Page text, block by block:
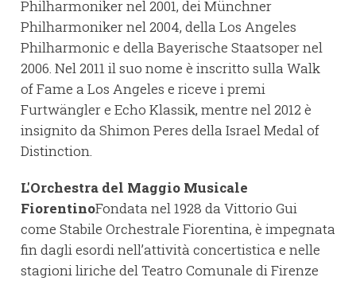
Philharmoniker nel 2001, dei Münchner
Philharmoniker nel 2004, della Los Angeles
Philharmonic e della Bayerische Staatsoper nel
2006. Nel 2011 il suo nome è inscritto sulla Walk
of Fame a Los Angeles e riceve i premi
Furtwängler e Echo Klassik, mentre nel 2012 è
insignito da Shimon Peres della Israel Medal of
Distinction.
L'Orchestra del Maggio Musicale
FiorentinoFondata nel 1928 da Vittorio Gui
come Stabile Orchestrale Fiorentina, è impegnata
fin dagli esordi nell’attività concertistica e nelle
stagioni liriche del Teatro Comunale di Firenze